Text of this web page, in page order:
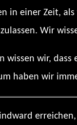
in einer Zeit,
Wir
wissen wir,
haben wir